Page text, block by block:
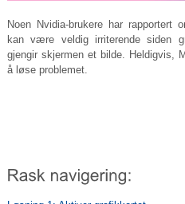
Noen Nvidia-brukere har rapportert
kan være veldig irriterende siden
gjengir skjermen et bilde. Heldigvis,
å løse problemet.